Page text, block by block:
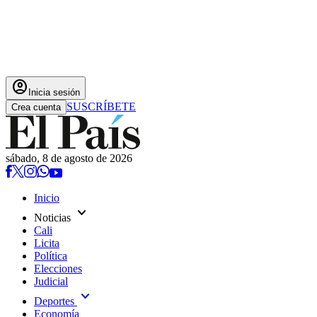
account_circle Inicia sesión
Crea cuenta SUSCRÍBETE
sábado, 8 de agosto de 2026
Inicio
Noticias expand_more
Cali
Licita
Política
Elecciones
Judicial
Deportes expand_more
Economía